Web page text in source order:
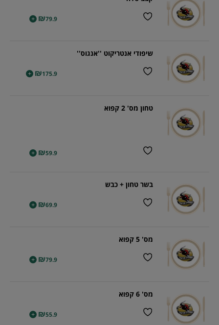
₪79.9
+
שיפודי אנטריקוט ''אנגוס''
₪175.9
+
טחון מס' 2 קפוא
₪59.9
+
בשר טחון + כבש
₪69.9
+
מס' 5 קפוא
₪79.9
+
מס' 6 קפוא
₪55.9
+